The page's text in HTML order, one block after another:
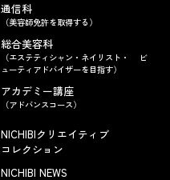
通信科
（美容師免許を取得する）
総合美容科
（エステティシャン・ネイリスト・ ビ
ューティアドバイザーを目指す）
アカデミー講座
（アドバンスコース）
NICHIBIクリエイティブ
コレクション
NICHIBI NEWS